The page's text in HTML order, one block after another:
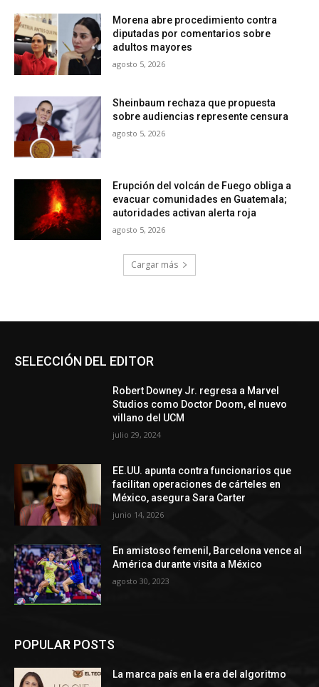
Morena abre procedimiento contra
diputadas por comentarios sobre
adultos mayores
agosto 5, 2026
Sheinbaum rechaza que propuesta
sobre audiencias represente censura
agosto 5, 2026
Erupción del volcán de Fuego obliga a
evacuar comunidades en Guatemala;
autoridades activan alerta roja
agosto 5, 2026
Cargar más
SELECCIÓN DEL EDITOR
Robert Downey Jr. regresa a Marvel
Studios como Doctor Doom, el nuevo
villano del UCM
julio 29, 2024
EE.UU. apunta contra funcionarios que
facilitan operaciones de cárteles en
México, asegura Sara Carter
junio 14, 2026
En amistoso femenil, Barcelona vence al
América durante visita a México
agosto 30, 2023
POPULAR POSTS
La marca país en la era del algoritmo